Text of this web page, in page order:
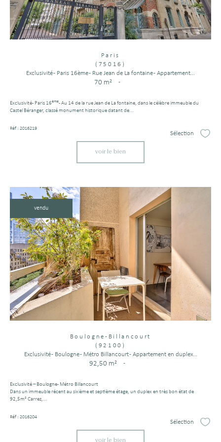
Paris
(75016)
Exclusivité - Paris 16ème - Rue Jean de La fontaine - Appartement...
70 m² -
Exclusivité - Paris 16ème- Au 14 de la rue Jean de La fontaine, dans le célèbre immeuble du
Castel Béranger, classé monument historique datant de...
Réf : 2016219
Sélection
voir le bien
vendu
Boulogne-Billancourt
(92100)
Exclusivité - Boulogne - Métro Billancourt - Appartement en duplex...
92,50 m² -
Exclusivité – Boulogne - Métro Billancourt
Dans un immeuble récent au sixième et septième étage, un duplex en très bon état de
92,5m² Carrez,...
Réf : 2016204
Sélection
voir le bien